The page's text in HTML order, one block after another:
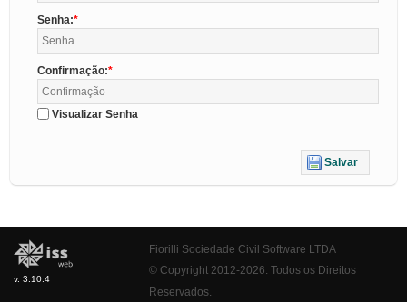
Senha:
Confirmação:
Visualizar Senha
Salvar
v. 3.10.4
Fiorilli Sociedade Civil Software LTDA
© Copyright 2012-2026. Todos os Direitos
Reservados.